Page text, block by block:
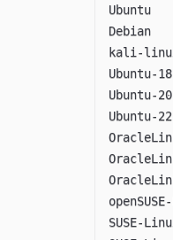
Debian
kali-
SUSE-